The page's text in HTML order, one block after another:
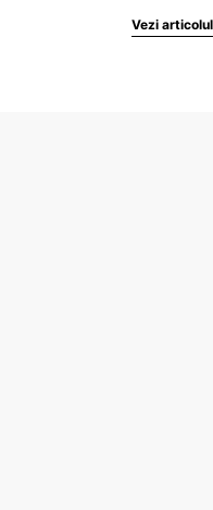
Vezi articolul